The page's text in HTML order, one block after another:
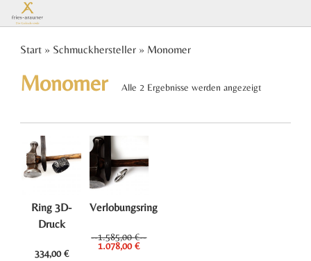
befinden
Start » Schmuckhersteller » Monomer
Monomer Alle 2 Ergebnisse werden angezeigt
Ring 3D-
Druck
334,00€
Verlobungsring
1.585,00€
Ursprünglicher
Preis
1.078,00€Aktueller